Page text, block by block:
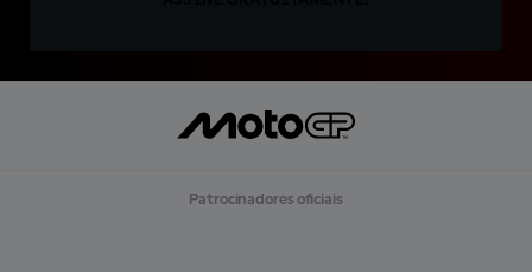
Patrocinadores oficiais